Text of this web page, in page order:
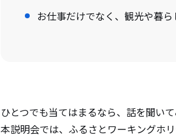
お仕事だけでなく、観光や暮
ひとつでも当てはまるなら、話を聞い
本説明会では、ふるさとワーキングホ